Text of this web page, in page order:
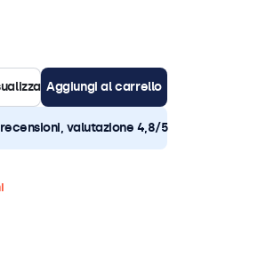
Aggiungi al carrello
valutazione 4,8/5